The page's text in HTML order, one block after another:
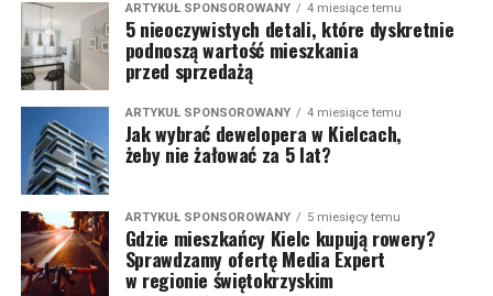
ARTYKUŁ SPONSOROWANY 4 miesiące temu
5 nieoczywistych detali, które dyskretnie
podnoszą wartość mieszkania
przed sprzedażą
ARTYKUŁ SPONSOROWANY 4 miesiące temu
Jak wybrać dewelopera w Kielcach,
żeby nie żałować za 5 lat?
ARTYKUŁ SPONSOROWANY 5 miesięcy temu
Gdzie mieszkańcy Kielc kupują rowery?
Sprawdzamy ofertę Media Expert
w regionie świętokrzyskim